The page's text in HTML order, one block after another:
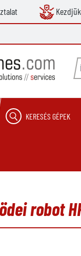
KERESÉS GÉPEK
robot